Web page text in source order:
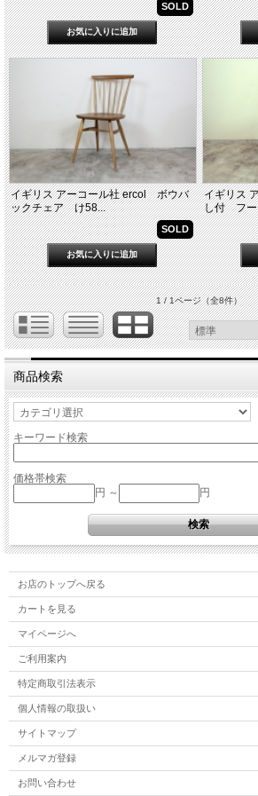
SOLD
イギリス アーコール社 ercol ボウバ
ックチェア け58...
SOLD
イギリス
し付 フー
1 / 1ページ（全8件）
商品検索
キーワード検索
価格帯検索
円 ～
円
お店のトップへ戻る
カートを見る
マイページへ
ご利用案内
特定商取引法表示
個人情報の取扱い
サイトマップ
メルマガ登録
お問い合わせ